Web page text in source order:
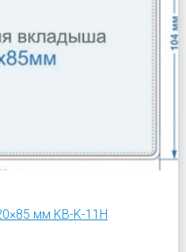
мм KB-K-11H